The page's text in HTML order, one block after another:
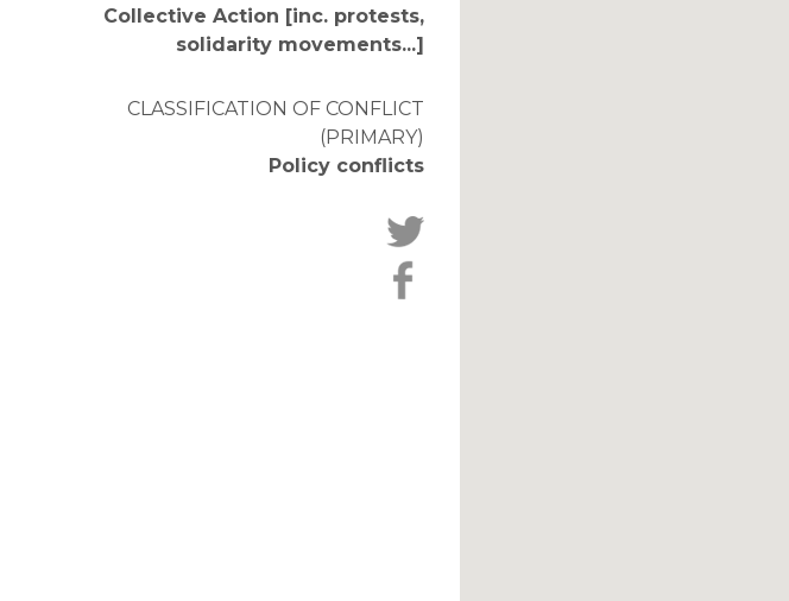
Collective Action [inc. protests,
solidarity movements...]
CLASSIFICATION OF CONFLICT
(PRIMARY)
Policy conflicts